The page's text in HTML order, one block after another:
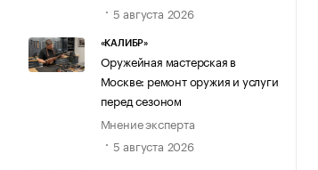
5 августа 2026
«КАЛИБР»
Оружейная мастерская в
Москве: ремонт оружия и услуги
перед сезоном
Мнение эксперта
5 августа 2026